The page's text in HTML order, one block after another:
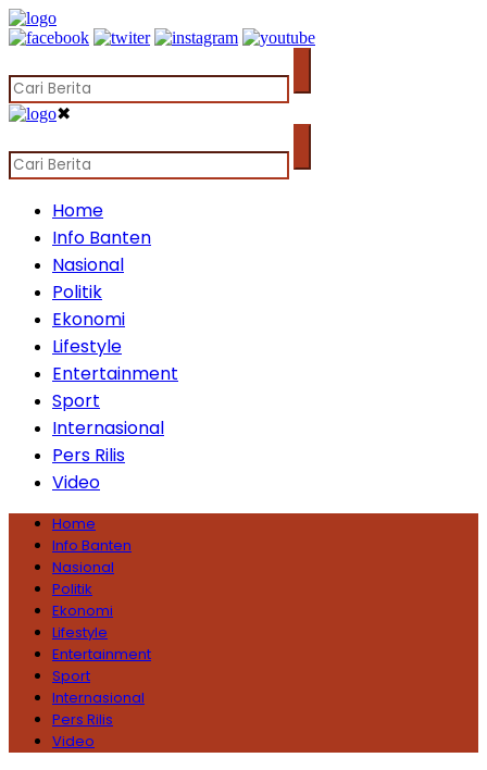
✖
Home
Info Banten
Nasional
Politik
Ekonomi
Lifestyle
Entertainment
Sport
Internasional
Pers Rilis
Video
Home
Info Banten
Nasional
Politik
Ekonomi
Lifestyle
Entertainment
Sport
Internasional
Pers Rilis
Video